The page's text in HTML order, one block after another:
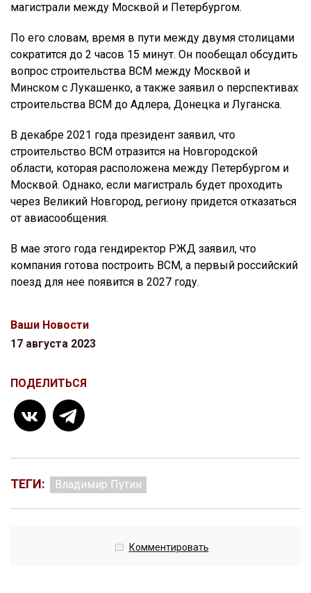
магистрали между Москвой и Петербургом.
По его словам, время в пути между двумя столицами
сократится до 2 часов 15 минут. Он пообещал обсудить
вопрос строительства ВСМ между Москвой и
Минском с Лукашенко, а также заявил о перспективах
строительства ВСМ до Адлера, Донецка и Луганска.
В декабре 2021 года президент заявил, что
строительство ВСМ отразится на Новгородской
области, которая расположена между Петербургом и
Москвой. Однако, если магистраль будет проходить
через Великий Новгород, региону придется отказаться
от авиасообщения.
В мае этого года гендиректор РЖД заявил, что
компания готова построить ВСМ, а первый российский
поезд для нее появится в 2027 году.
Ваши Новости
17 августа 2023
ПОДЕЛИТЬСЯ
ТЕГИ: Владимир Путин
Комментировать